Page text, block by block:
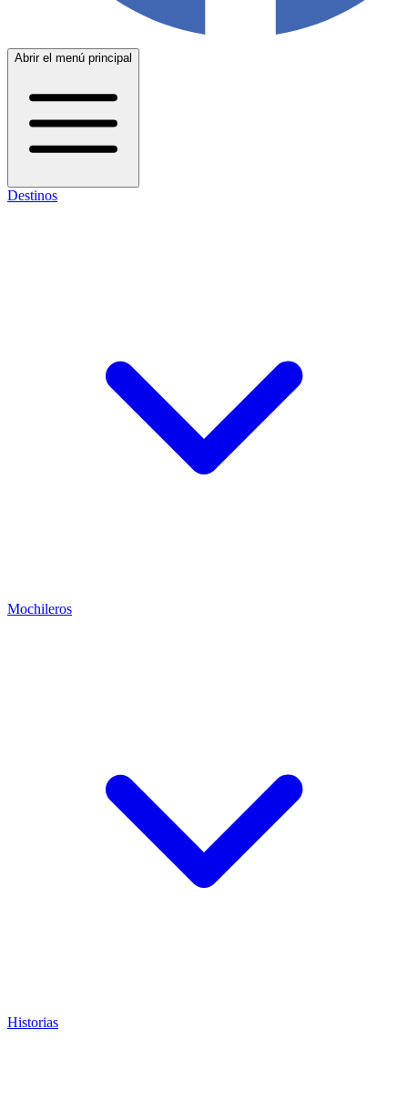
Abrir el menú principal
Destinos
Mochileros
Historias